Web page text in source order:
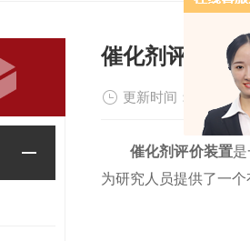
催化剂评价装
更新时间：2023-
催化剂评价装置是
为研究人员提供了一个